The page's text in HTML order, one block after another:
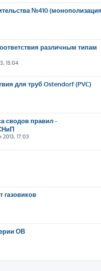
№410 (монополизация
различным типам
15:04
для труб Ostendorf (PVC)
сводов правил -
2013, 17:03
газовиков
ОВ